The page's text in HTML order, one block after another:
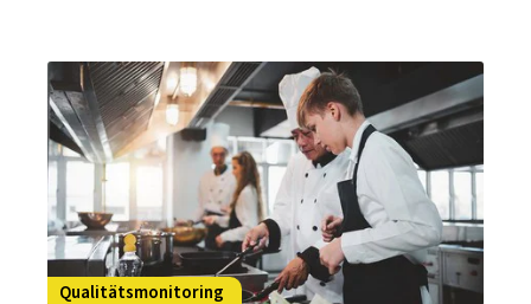
das die Ausbildungsqualität und das
Engagement für junge Nachwuchskräfte
würdigt.
Qualitätsmonitoring